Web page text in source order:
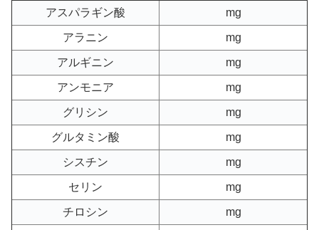
アスパラギン酸 mg
アラニン mg
アルギニン mg
アンモニア mg
グリシン mg
グルタミン酸 mg
シスチン mg
セリン mg
チロシン mg